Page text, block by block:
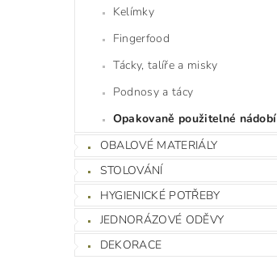
Kelímky
Fingerfood
Tácky, talíře a misky
Podnosy a tácy
Opakovaně použitelné nádobí
OBALOVÉ MATERIÁLY
STOLOVÁNÍ
HYGIENICKÉ POTŘEBY
JEDNORÁZOVÉ ODĚVY
DEKORACE